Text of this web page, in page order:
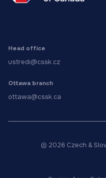
Head office
ustredi@cssk.cz
Ottawa branch
ottawa@cssk.ca
© 2026 Czech &